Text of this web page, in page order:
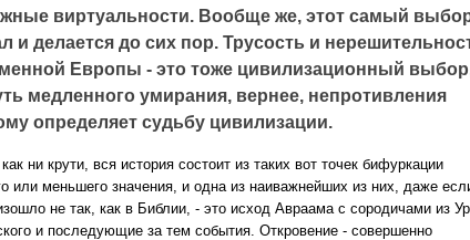
виртуальности. Вообще же, этот самый
и делается до сих пор. Трусость и
Европы - это тоже цивилизационный
медленного умирания, вернее, непротивления
определяет судьбу цивилизации.
ни крути, вся история состоит из таких вот точек бифуркации
или меньшего значения, и одна из наиважнейших из них, даже
не так, как в Библии, - это исход Авраама с сородичами из
и последующие за тем события. Откровение - совершенно